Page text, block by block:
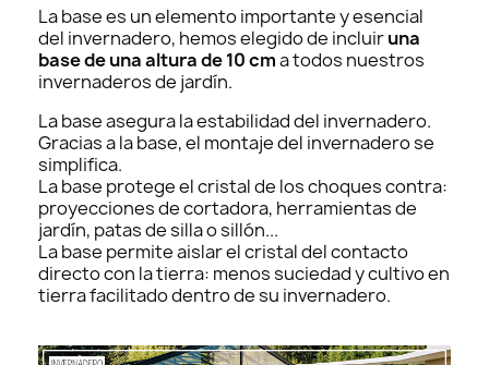
La base es un elemento importante y esencial
del invernadero, hemos elegido de incluiruna
base de una altura de 10 cma todos nuestros
invernaderos de jardín.
La base asegura la estabilidad del invernadero.
Gracias a la base, el montaje del invernadero se
simplifica.
La base protege el cristal de los choques contra:
proyecciones de cortadora, herramientas de
jardín, patas de silla o sillón...
La base permite aislar el cristal del contacto
directo con la tierra: menos suciedad y cultivo en
tierra facilitado dentro de su invernadero.